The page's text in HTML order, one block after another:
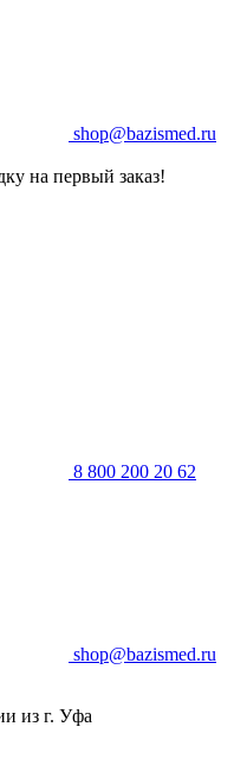
shop@bazismed.ru
на первый заказ!
8 800 200 20 62
shop@bazismed.ru
из г. Уфа